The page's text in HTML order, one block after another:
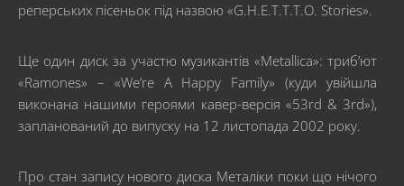
реперських пісеньок під назвою «G.H.E.T.T.T.O. Stories».
Ще один диск за участю музикантів «Metallica»: триб’ют
«Ramones» – «We’re A Happy Family» (куди увійшла
виконана нашими героями кавер-версія «53rd & 3rd»),
запланований до випуску на 12 листопада 2002 року.
Про стан запису нового диска Металіки поки що нічого